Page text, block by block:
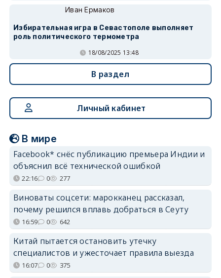
Иван Ермаков
Избирательная игра в Севастополе выполняет
роль политического термометра
18/08/2025 13:48
В раздел
Личный кабинет
В мире
Facebook* снёс публикацию премьера Индии и
объяснил всё технической ошибкой
22:16 0 277
Виноваты соцсети: марокканец рассказал,
почему решился вплавь добраться в Сеуту
16:59 0 642
Китай пытается остановить утечку
специалистов и ужесточает правила выезда
16:07 0 375